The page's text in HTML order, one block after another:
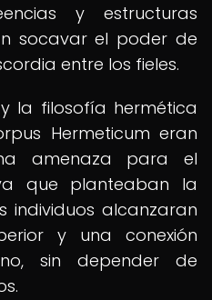
y estructuras
socavar el poder de
entre los fieles.
la filosofía hermética
Hermeticum eran
amenaza para el
que planteaban la
individuos alcanzaran
y una conexión
sin depender de